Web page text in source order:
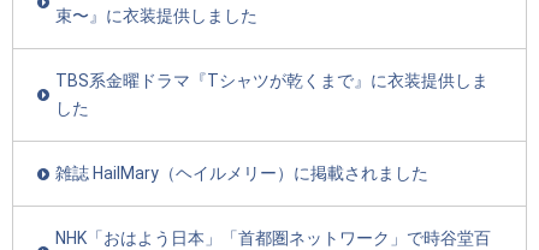
束〜』に衣装提供しました
TBS系金曜ドラマ『Tシャツが乾くまで』に衣装提供しま
した
雑誌 HailMary（ヘイルメリー）に掲載されました
NHK「おはよう日本」「首都圏ネットワーク」で時谷堂百